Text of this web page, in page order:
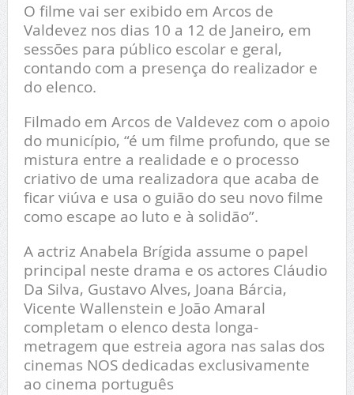
O filme vai ser exibido em Arcos de
Valdevez nos dias 10 a 12 de Janeiro, em
sessões para público escolar e geral,
contando com a presença do realizador e
do elenco.
Filmado em Arcos de Valdevez com o apoio
do município, “é um filme profundo, que se
mistura entre a realidade e o processo
criativo de uma realizadora que acaba de
ficar viúva e usa o guião do seu novo filme
como escape ao luto e à solidão”.
A actriz Anabela Brígida assume o papel
principal neste drama e os actores Cláudio
Da Silva, Gustavo Alves, Joana Bárcia,
Vicente Wallenstein e João Amaral
completam o elenco desta longa-
metragem que estreia agora nas salas dos
cinemas NOS dedicadas exclusivamente
ao cinema português